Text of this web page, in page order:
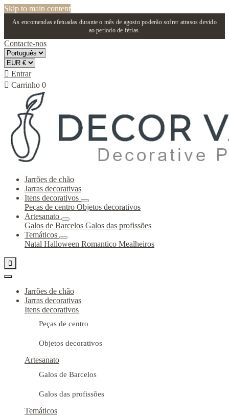
Skip to main content
As encomendas efetuadas durante o mês de agosto poderão sofrer atrasos devido
ao período de férias.
Contacte-nos
 Entrar
 Carrinho 0
Jarrões de chão
Jarras decorativas
Itens decorativos
Peças de centro Objetos decorativos
Artesanato
Galos de Barcelos Galos das profissões
Temáticos
Natal Halloween Romantico Mealheiros

Jarrões de chão
Jarras decorativas
Itens decorativos
Peças de centro
Objetos decorativos
Artesanato
Galos de Barcelos
Galos das profissões
Temáticos